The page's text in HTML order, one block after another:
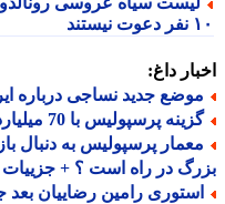
داغ:
جدید نساجی درباره
پرسپولیس با 70 میلیارد تومان به فروش رسید
پرسپولیس به دنبال
در راه است ؟ + جزییات
رامین رضاییان بعد